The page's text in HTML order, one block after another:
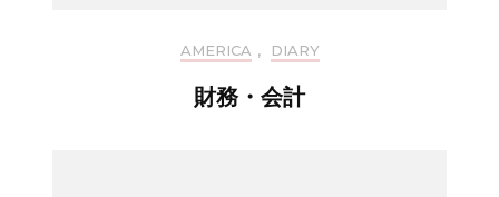
AMERICA , DIARY
財務・会計